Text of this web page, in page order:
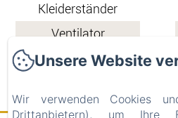
Kleiderständer
Ventilator
Unsere Website
Wir verwenden Cookies
Drittanbietern), um Ihre